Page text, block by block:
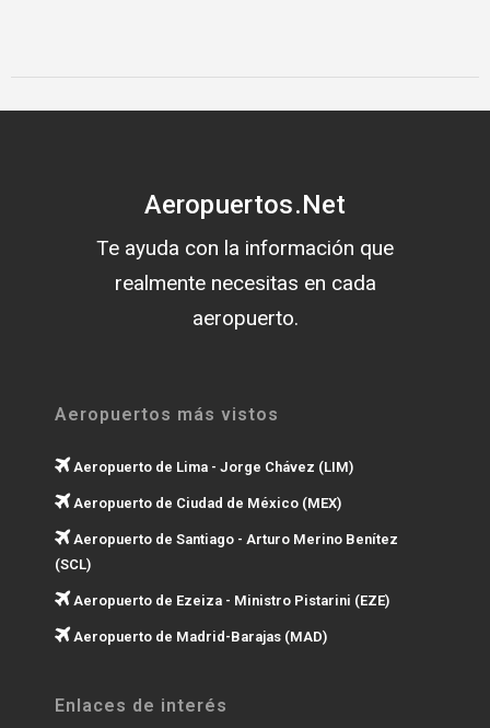
Aeropuertos.Net
Te ayuda con la información que
realmente necesitas en cada
aeropuerto.
Aeropuertos más vistos
Aeropuerto de Lima - Jorge Chávez (LIM)
Aeropuerto de Ciudad de México (MEX)
Aeropuerto de Santiago - Arturo Merino Benítez
(SCL)
Aeropuerto de Ezeiza - Ministro Pistarini (EZE)
Aeropuerto de Madrid-Barajas (MAD)
Enlaces de interés